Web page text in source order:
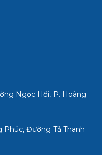
Ngọc Hồi, P. Hoàng
Phúc, Đường Tả Thanh